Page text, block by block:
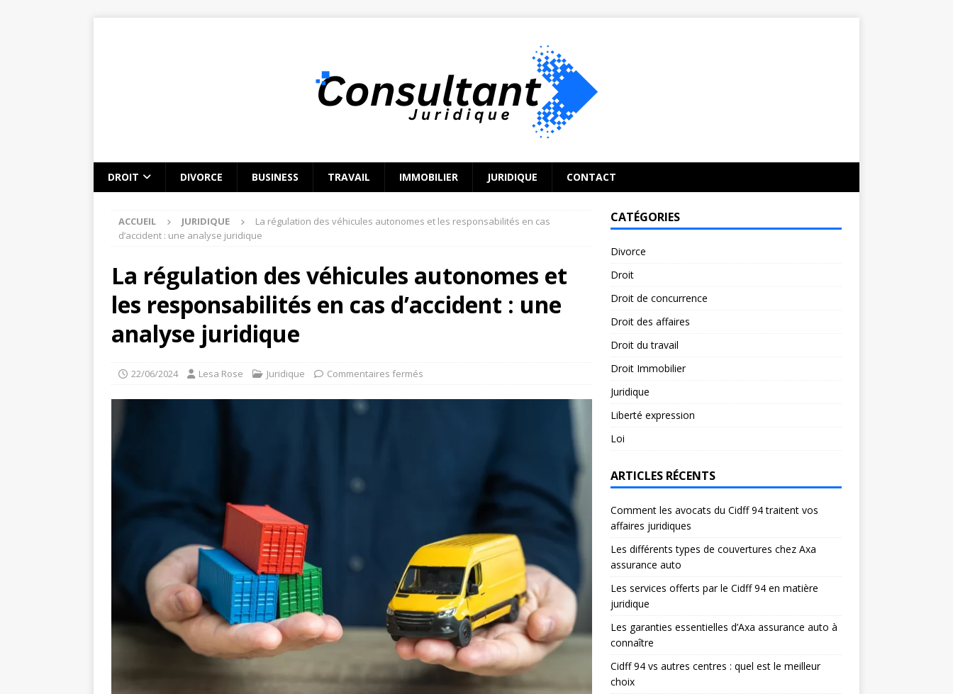
DROIT DIVORCE BUSINESS TRAVAIL IMMOBILIER JURIDIQUE CONTACT
ACCUEIL JURIDIQUE
La régulation des véhicules autonomes et les responsabilités en cas
d’accident : une analyse juridique
La régulation des véhicules autonomes et
les responsabilités en cas d’accident : une
analyse juridique
22/06/2024 Lesa Rose Juridique Commentaires fermés
CATÉGORIES
Divorce
Droit
Droit de concurrence
Droit des affaires
Droit du travail
Droit Immobilier
Juridique
Liberté expression
Loi
ARTICLES RÉCENTS
Comment les avocats du Cidff 94 traitent vos
affaires juridiques
Les différents types de couvertures chez Axa
assurance auto
Les services offerts par le Cidff 94 en matière
juridique
Les garanties essentielles d’Axa assurance auto à
connaître
Cidff 94 vs autres centres : quel est le meilleur
choix